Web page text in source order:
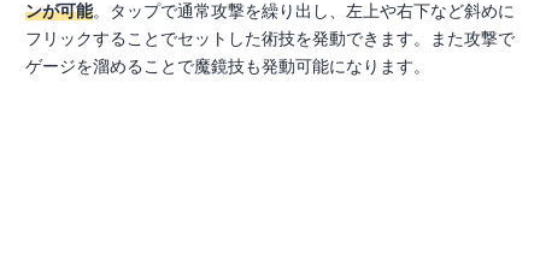
ンが可能。タップで通常攻撃を繰り出し、左上や右下など斜めに
フリックすることでセットした術技を発動できます。また攻撃で
ゲージを溜めることで魔鏡技も発動可能になります。